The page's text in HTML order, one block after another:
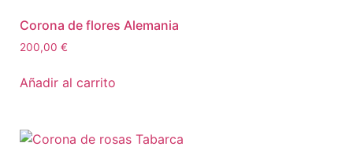
Corona de flores Alemania
200,00 €
Añadir al carrito